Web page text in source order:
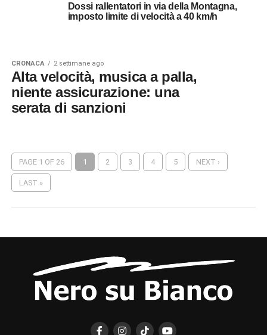
Dossi rallentatori in via della Montagna,
imposto limite di velocità a 40 km/h
CRONACA 2 settimane ago
Alta velocità, musica a palla,
niente assicurazione: una
serata di sanzioni
PAGE 1 OF 26 1 2 3 4 5 NEXT ›
LAST »